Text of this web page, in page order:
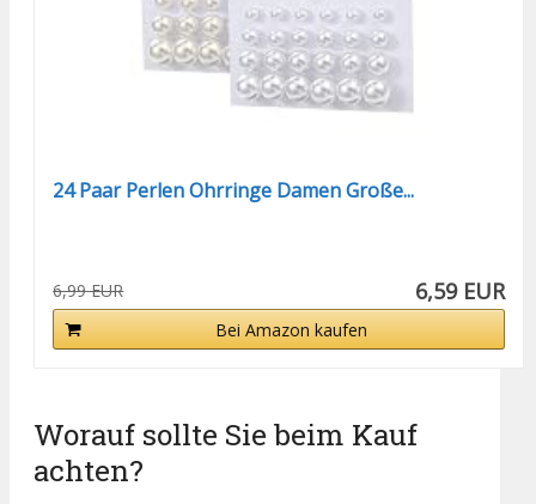
24 Paar Perlen Ohrringe Damen Große...
6,99 EUR 6,59 EUR
Bei Amazon kaufen
Worauf sollte Sie beim Kauf
achten?